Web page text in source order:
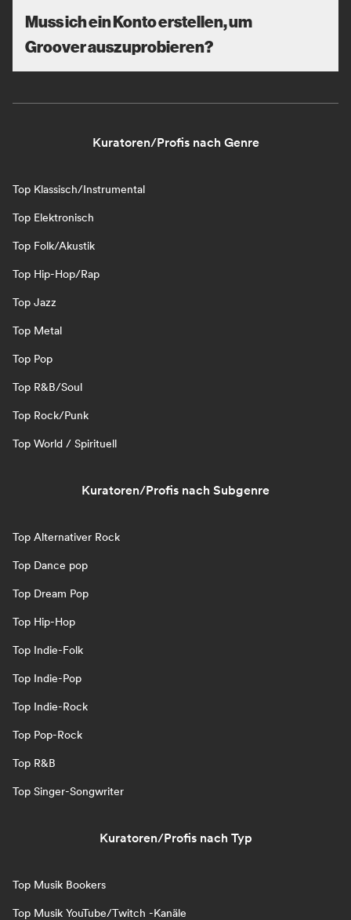
Muss ich ein Konto erstellen, um
Groover auszuprobieren?
Kuratoren/Profis nach Genre
Top Klassisch/Instrumental
Top Elektronisch
Top Folk/Akustik
Top Hip-Hop/Rap
Top Jazz
Top Metal
Top Pop
Top R&B/Soul
Top Rock/Punk
Top World / Spirituell
Kuratoren/Profis nach Subgenre
Top Alternativer Rock
Top Dance pop
Top Dream Pop
Top Hip-Hop
Top Indie-Folk
Top Indie-Pop
Top Indie-Rock
Top Pop-Rock
Top R&B
Top Singer-Songwriter
Kuratoren/Profis nach Typ
Top Musik Bookers
Top Musik YouTube/Twitch -Kanäle